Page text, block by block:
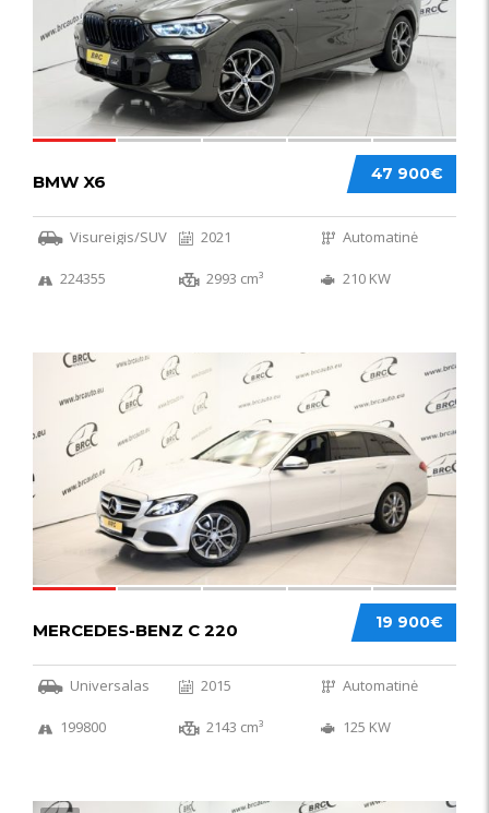
47 900€
BMW X6
Visureigis/SUV 2021 Automatinė
224355 2993 cm³ 210 KW
52
19 900€
MERCEDES-BENZ C 220
Universalas 2015 Automatinė
199800 2143 cm³ 125 KW